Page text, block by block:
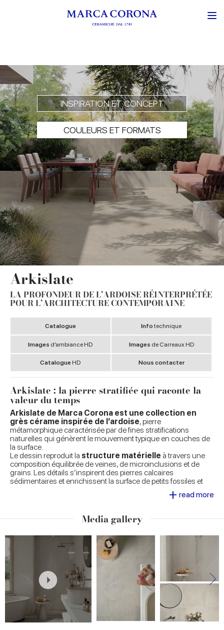
INSPIRATION ET CONCEPT
COULEURS ET FORMATS
Arkislate
LA PROFONDEUR DE L’ARDOISE RÉINTERPRÉTÉE
POUR L’ARCHITECTURE CONTEMPORAINE
Catalogue Infotechnique
Images d’ambiance HD Images de Carreaux HD
Catalogue HD Nous contacter
Arkislate : la pierre stratifiée qui raconte la
valeur du temps
Arkislate de Marca Corona est une collection en
grès cérame inspirée de l’ardoise, pierre
métamorphique caractérisée par de fines stratifications
naturelles qui génèrent le mouvement typique en couches de
la surface.
Le dessin reproduit la structure matérielle à travers une
composition équilibrée de veines, de microinclusions et de
grains. Les détails s’inspirent des pierres calcaires
sédimentaires et enrichissent la surface de petits fossiles et
éléments minéraux qui amplifient le réalisme de la matière.
neutres et chaudes, étudiées pour créer des surfaces
équilibrées qui s’assortissent facilement. Cette approche rend
matériels de la gamme Marca Corona.
Naturelle, Grip et Structurée
des applications aussi bien en intérieur qu’en extérieur,
garantissant ainsi la continuité visuelle entre les espaces et
des performances techniques élevées.
La collection est complétée par des
tesselles mosaïques
30x30 obtenues de la découpe
et par la
décoration
tridimensionnelle Vibra
, qui amplifient les possibilités de
décoration et de composition.
+ read more
Media gallery